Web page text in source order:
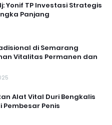
Yonif TP Investasi Strategis
Panjang
di Semarang
Vitalitas Permanen dan
Alat Vital Duri Bengkalis
Pembesar Penis